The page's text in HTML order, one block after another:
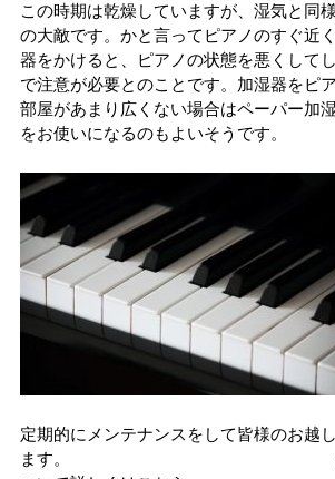
この時期は乾燥していますが、湿気と同
の大敵です。かと言ってピアノのすぐ近
器をかけると、ピアノの状態を悪くして
で注意が必要とのことです。加湿器をピ
部屋があまり広くない場合はペーパー加
をお使いになるのもよいそうです。
定期的にメンテナンスをして皆様のお越
ます。 練習室レ